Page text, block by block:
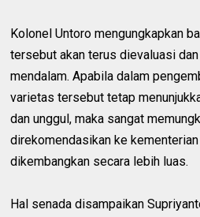
Kolonel Untoro mengungkapkan
tersebut akan terus dievaluasi
mendalam. Apabila dalam
varietas tersebut tetap
dan unggul, maka sangat
direkomendasikan ke
dikembangkan secara lebih luas.
Hal senada disampaikan